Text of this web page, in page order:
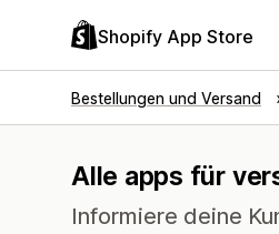
Shopify App Store
Bestellungen und Versand
Alle apps für
Informiere deine